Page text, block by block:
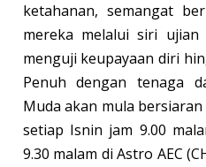
ketahanan, semangat
mereka melalui siri
menguji keupayaan diri
Penuh dengan tenaga
Muda akan mula
setiap Isnin jam 9.00
9.30 malam di Astro AEC